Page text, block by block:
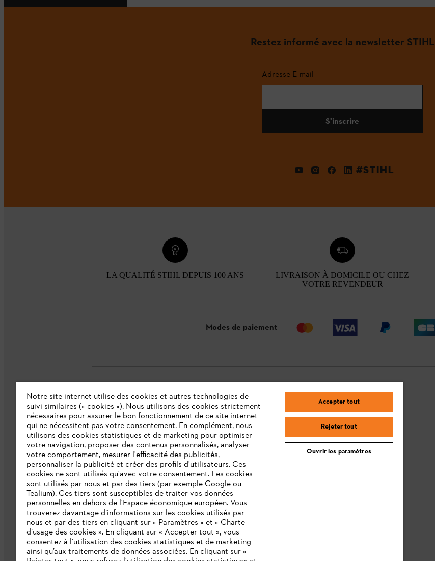
Restez informé avec la newsletter STIHL
Adresse E-mail
S'inscrire
#STIHL
LA QUALITÉ STIHL DEPUIS 100 ANS
LIVRAISON À DOMICILE OU CHEZ
VOTRE REVENDEUR
Modes de paiement
L'Entreprise
Collections STIHL
Qui sommes-nous ?
Presse
Ligne Intégrité STIHL
Programme partenaire STIHL
Déclaration d'accessibilité
Questions / Réponses
Moyens de paiement
Droit de rétractation et retour
Notre site internet utilise des cookies et autres technologies de
suivi similaires (« cookies »). Nous utilisons des cookies strictement
nécessaires pour assurer le bon fonctionnement de ce site internet
qui ne nécessitent pas votre consentement. En complément, nous
utilisons des cookies statistiques et de marketing pour optimiser
votre navigation, proposer des contenus personnalisés, analyser
votre comportement, mesurer l'efficacité des publicités,
personnaliser la publicité et créer des profils d'utilisateurs. Ces
cookies ne sont utilisés qu'avec votre consentement. Les cookies
sont utilisés par nous et par des tiers (par exemple Google ou
Tealium). Ces tiers sont susceptibles de traiter vos données
personnelles en dehors de l'Espace économique européen. Vous
trouverez davantage d’informations sur les cookies utilisés par
nous et par des tiers en cliquant sur « Paramètres » et « Charte
d’usage des cookies ». En cliquant sur « Accepter tout », vous
consentez à l'utilisation des cookies statistiques et de marketing
ainsi qu’aux traitements de données associées. En cliquant sur «
Accepter tout
Rejeter tout
Ouvrir les paramètres